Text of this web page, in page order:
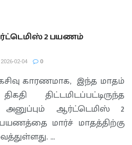
2 பயணம்
02-04 0
காரணமாக, இந்த மாதம்
திட்டமிடப்பட்டிருந்த
அனுப்பும் ஆர்ட்டெமிஸ் 2
மார்ச் மாதத்திற்கு
...